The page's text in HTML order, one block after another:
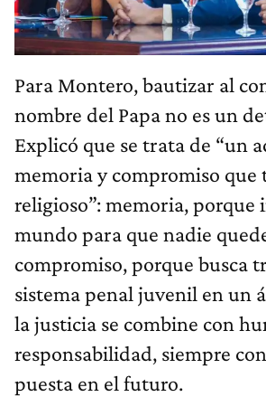
Para Montero, bautizar al
nombre del Papa no es un
Explicó que se trata de “un
memoria y compromiso que
religioso”: memoria, porque
mundo para que nadie
compromiso, porque busca
sistema penal juvenil en un
la justicia se combine con
responsabilidad, siempre
puesta en el futuro.